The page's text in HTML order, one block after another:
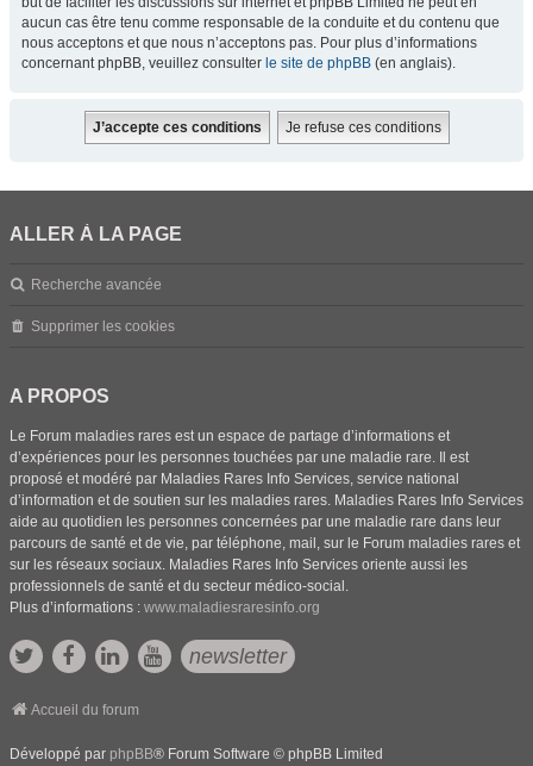
aucun cas être tenu comme responsable de la conduite et du contenu que
nous acceptons et que nous n’acceptons pas. Pour plus d’informations
concernant phpBB, veuillez consulter le site de phpBB (en anglais).
ALLER À LA PAGE
Recherche avancée
Supprimer les cookies
A PROPOS
Le Forum maladies rares est un espace de partage d’informations et
d’expériences pour les personnes touchées par une maladie rare. Il est
proposé et modéré par Maladies Rares Info Services, service national
d’information et de soutien sur les maladies rares. Maladies Rares Info Services
aide au quotidien les personnes concernées par une maladie rare dans leur
parcours de santé et de vie, par téléphone, mail, sur le Forum maladies rares et
sur les réseaux sociaux. Maladies Rares Info Services oriente aussi les
professionnels de santé et du secteur médico-social.
Plus d’informations : www.maladiesraresinfo.org
newsletter
Accueil du forum
Développé par phpBB® Forum Software © phpBB Limited